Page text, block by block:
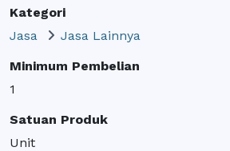
Kategori
Jasa
Jasa Lainnya
Minimum Pembelian
1
Satuan Produk
Unit